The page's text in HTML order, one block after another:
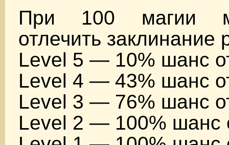
При 100 магии
отлечить заклинание
Level 5 — 10% шанс
Level 4 — 43% шанс
Level 3 — 76% шанс
Level 2 — 100% шанс